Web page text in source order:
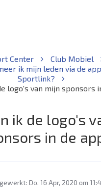
Center
Club Mobiel
ik mijn leden via de
Sportlink?
logo's van mijn sponsors
ik de logo's
in de
Do, 16 Apr, 2020 om